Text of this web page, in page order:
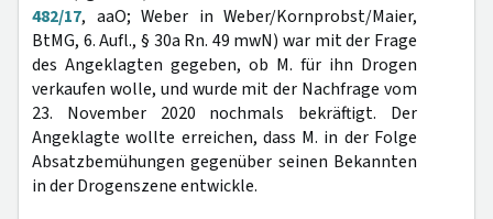
482/17, aaO; Weber in Weber/Kornprobst/Maier,
BtMG, 6. Aufl., § 30a Rn. 49 mwN) war mit der Frage
des Angeklagten gegeben, ob M. für ihn Drogen
verkaufen wolle, und wurde mit der Nachfrage vom
23. November 2020 nochmals bekräftigt. Der
Angeklagte wollte erreichen, dass M. in der Folge
Absatzbemühungen gegenüber seinen Bekannten
in der Drogenszene entwickle.